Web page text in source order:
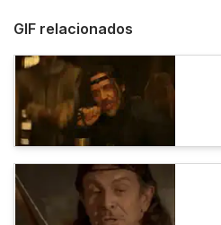
GIF relacionados